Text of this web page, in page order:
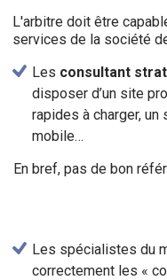
L'arbitre doit être
services de la société
Les consultant
disposer d’un site
rapides à charger,
mobile…
En bref, pas de bon
Les spécialistes du
correctement les «